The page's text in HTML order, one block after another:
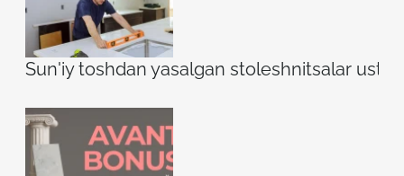
Sun'iy toshdan yasalgan stoleshnitsalar